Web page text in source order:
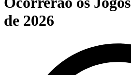
de 2026